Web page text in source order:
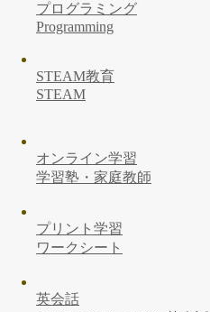
プログラミング
Programming
STEAM教育
STEAM
オンライン学習
学習塾・家庭教師
プリント学習
ワークシート
英会話